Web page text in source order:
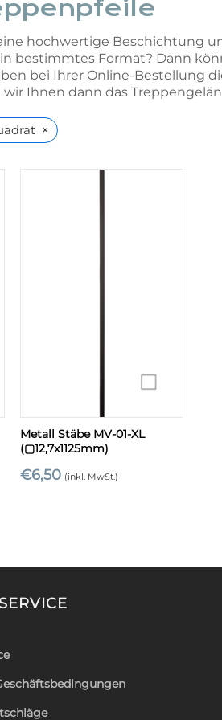
hochwertige Beschichtung
bestimmtes Format? Dann
bei Ihrer Online-Bestellung
Ihnen dann das
×
Metall Stäbe MV-01-XL
(▢12,7x1125mm)
€6,50 (inkl. MwSt.)